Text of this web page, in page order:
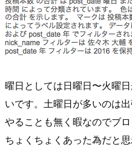
曜日としては日曜日〜火曜
いです。土曜日が多いのは
やることも無く暇なのでブ
ちょくちょくあった為だと